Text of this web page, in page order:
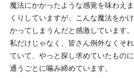
魔法にかかったような感覚を味わえ
くりしていますが、こんな魔法をか
かってしまうんだと感激しています。
私だけじゃなく、皆さん例外なくそ
ていて、やっと探し求めていたもの
通うごとに噛み締めています。